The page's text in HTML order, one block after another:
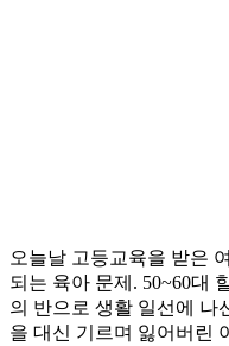
오늘날 고등교육을 받은
되는 육아 문제. 50~60대
의 반으로 생활 일선에 나
을 대신 기르며 잃어버린